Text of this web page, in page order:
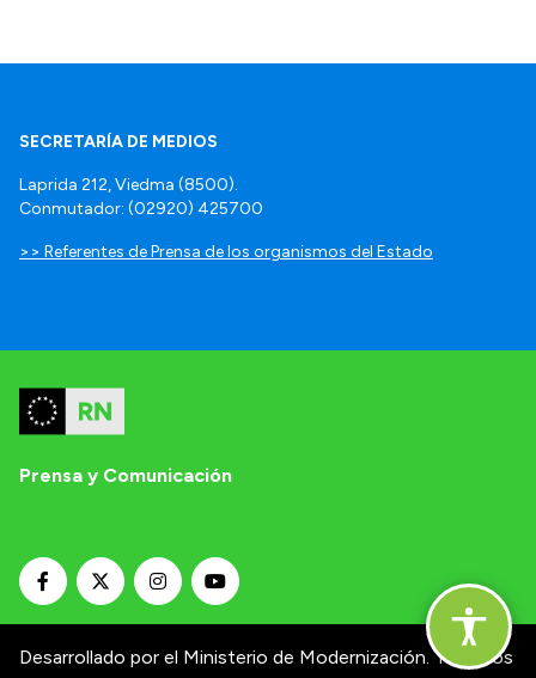
SECRETARÍA DE MEDIOS
Laprida 212, Viedma (8500).
Conmutador: (02920) 425700
>> Referentes de Prensa de los organismos del Estado
Prensa y Comunicación
Desarrollado por el Ministerio de Modernización. Términos